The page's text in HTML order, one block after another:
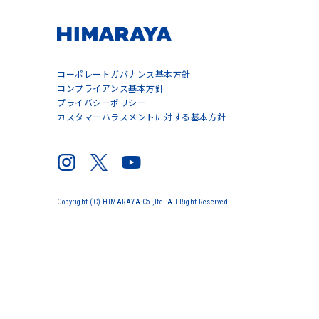
コーポレートガバナンス基本方針
コンプライアンス基本方針
プライバシーポリシー
カスタマーハラスメントに対する基本方針
Copyright (C) HIMARAYA Co.,ltd. All Right Reserved.